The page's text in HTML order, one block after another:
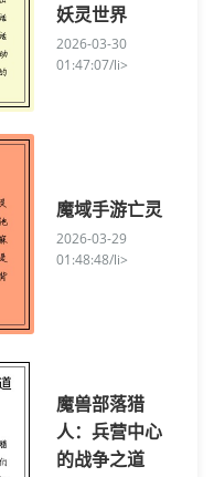
妖灵世界
2026-03-30
01:47:07/li>
魔域手游亡灵
2026-03-29
01:48:48/li>
魔兽部落猎
人：兵营中心
的战争之道